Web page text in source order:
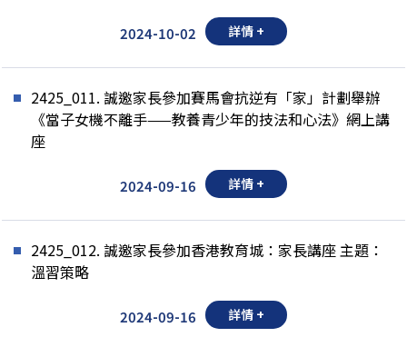
2024-10-02 詳情 +
2425_011. 誠邀家長參加賽馬會抗逆有「家」計劃舉辦
《當子女機不離手——教養青少年的技法和心法》網上講
座
2024-09-16 詳情 +
2425_012. 誠邀家長參加香港教育城：家長講座 主題：
溫習策略
2024-09-16 詳情 +